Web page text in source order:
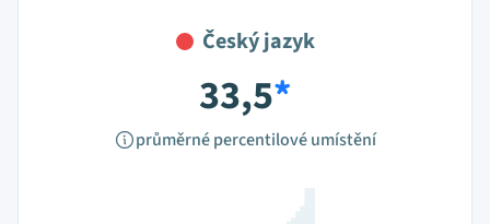
Český jazyk
33,5*
průměrné percentilové umístění